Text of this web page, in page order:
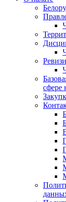
сфере